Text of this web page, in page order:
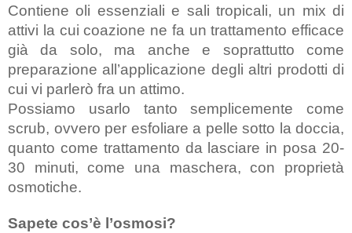
Contiene oli essenziali e sali tropicali, un mix di
attivi la cui coazione ne fa un trattamento efficace
già da solo, ma anche e soprattutto come
preparazione all’applicazione degli altri prodotti di
cui vi parlerò fra un attimo.
Possiamo usarlo tanto semplicemente come
scrub, ovvero per esfoliare a pelle sotto la doccia,
quanto come trattamento da lasciare in posa 20-
30 minuti, come una maschera, con proprietà
osmotiche.
Sapete cos’è l’osmosi?